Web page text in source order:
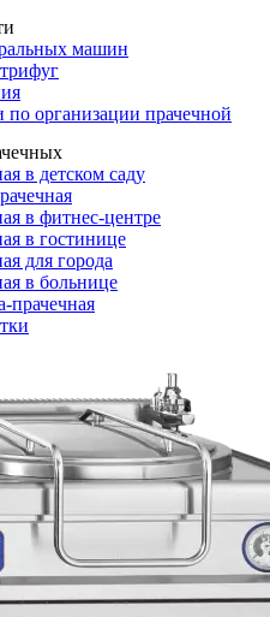
машин
по организации прачечной
в детском саду
в фитнес-центре
в гостинице
для города
в больнице
прачечная